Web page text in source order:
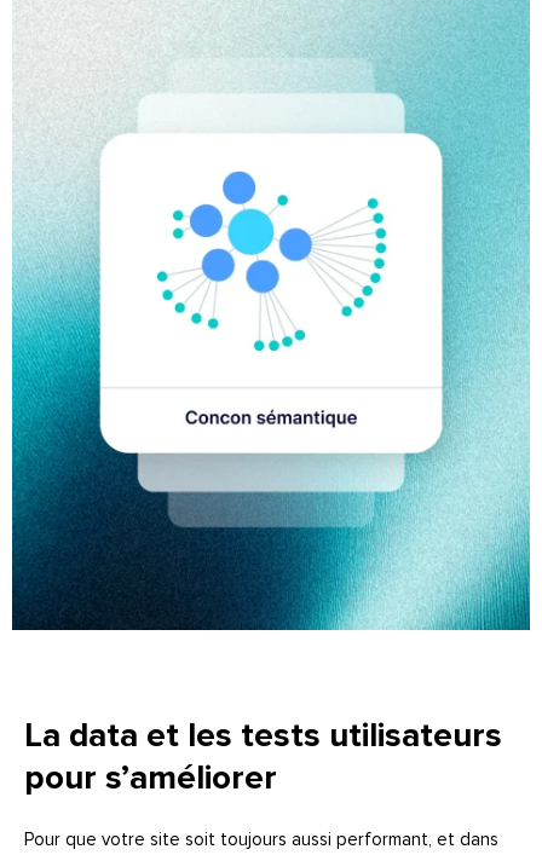
La data et les tests utilisateurs
pour s’améliorer
Pour que votre site soit toujours aussi performant, et dans